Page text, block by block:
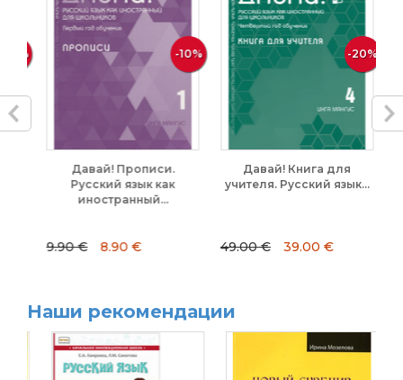
Давай! Прописи.
Русский язык как
иностранный...
9.90 € 8.90 €
-10%
Давай! Книга для
учителя. Русский язык...
49.00 € 39.00 €
-20%
Наши рекомендации